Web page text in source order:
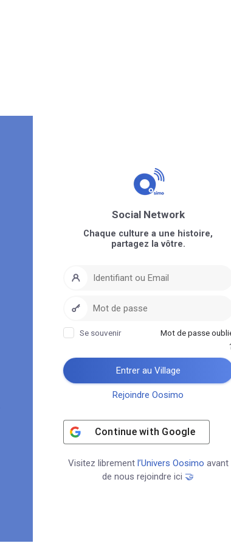
Social Network
Chaque culture a une histoire,
partagez la vôtre.
Se souvenir
Mot de passe
Entrer au Village
Rejoindre Oosimo
Continue with Google
Visitez librement l’Univers Oosimo avant
de nous rejoindre ici 🤝